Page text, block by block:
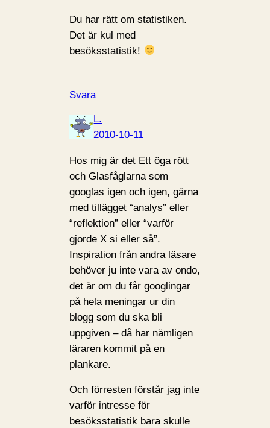
Du har rätt om statistiken.
Det är kul med
besöksstatistik!
Svara
L.
2010-10-11
Hos mig är det Ett öga rött
och Glasfåglarna som
googlas igen och igen, gärna
med tillägget “analys” eller
“reflektion” eller “varför
gjorde X si eller så”.
Inspiration från andra läsare
behöver ju inte vara av ondo,
det är om du får googlingar
på hela meningar ur din
blogg som du ska bli
uppgiven – då har nämligen
läraren kommit på en
plankare.
Och förresten förstår jag inte
varför intresse för
besöksstatistik bara skulle